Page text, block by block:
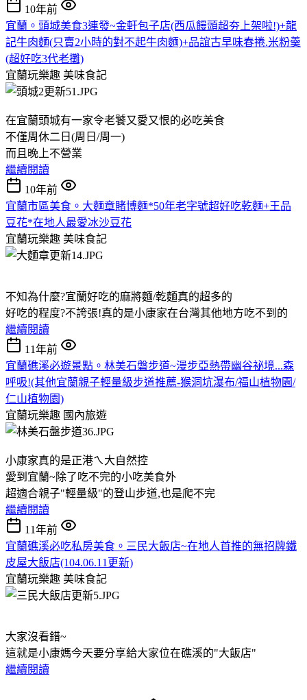
10年前
宜蘭。頭城美食3連發~金軒包子店(西瓜饅頭超夯上架啦!)+龍
記牛肉麵(只賣2小時的對不起牛肉麵)+品誼古早味春捲.米粉羹
(超好吃3代老攤)
宜蘭玩樂趣 美味食記
在宜蘭頭城有一家令老饕又愛又恨的必吃美食
不僅周休二日(周日/周一)
而且晚上不營業
繼續閱讀
10年前
宜蘭市區美食。大麵章賭博麵*50年老字號超好吃乾麵+王品
豆花*在地人最愛冰沙豆花
宜蘭玩樂趣 美味食記
不知為什麼?宜蘭好吃的麻將麵/乾麵真的超多的
好吃的程度?不誇張!真的是小康家在台灣其他地方吃不到的
繼續閱讀
11年前
宜蘭礁溪必遊景點。林美石磐步道~漫步亞熱帶幽谷祕境...森
呼吸!(其他宜蘭親子輕量級步道推薦-猴洞坑瀑布/福山植物園/
仁山植物園)
宜蘭玩樂趣 國內旅遊
小康家真的是正港ㄟ大自然控
愛到宜蘭~除了吃不完的小吃美食外
超適合親子"輕量級"的登山步道,也是爬不完
繼續閱讀
11年前
宜蘭礁溪必吃私房美食。三民大飯店~在地人首推的無招牌鐵
皮屋大飯店(104.06.11更新)
宜蘭玩樂趣 美味食記
大家沒看錯~
這就是小康媽今天要分享給大家位在礁溪的"大飯店"
繼續閱讀